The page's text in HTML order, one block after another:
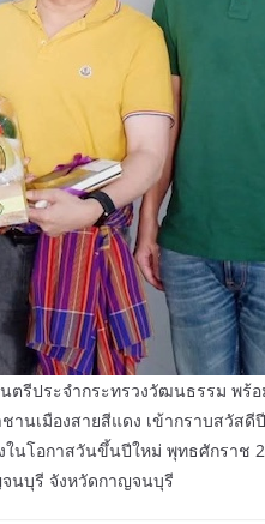
รีประจำกระทรวงวัฒนธรรม พร้
นเมืองสายสีแดง เข้ากราบสวัส
ในโอกาสวันขึ้นปีใหม่ พุทธศักรา
จนบุรี จังหวัดกาญจนบุรี